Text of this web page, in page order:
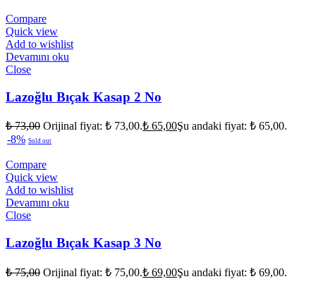
Compare
Quick view
Add to wishlist
Devamını oku
Close
Lazoğlu Bıçak Kasap 2 No
₺73,00 Orijinal fiyat: ₺ 73,00.₺ 65,00Şu andaki fiyat: ₺ 65,00.
-8% Sold out
Compare
Quick view
Add to wishlist
Devamını oku
Close
Lazoğlu Bıçak Kasap 3 No
₺75,00 Orijinal fiyat: ₺ 75,00.₺ 69,00Şu andaki fiyat: ₺ 69,00.